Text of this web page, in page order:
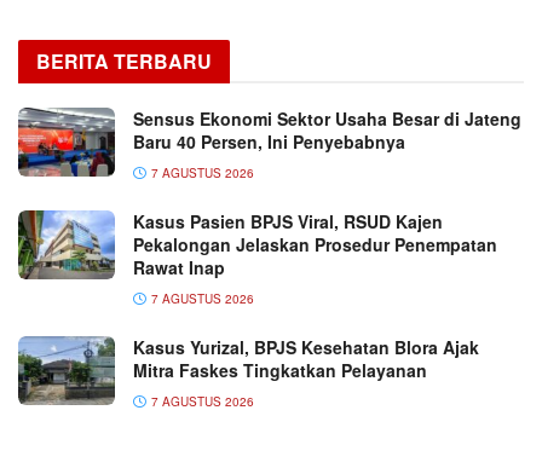
BERITA TERBARU
Sensus Ekonomi Sektor Usaha Besar di Jateng
Baru 40 Persen, Ini Penyebabnya
7 AGUSTUS 2026
Kasus Pasien BPJS Viral, RSUD Kajen
Pekalongan Jelaskan Prosedur Penempatan
Rawat Inap
7 AGUSTUS 2026
Kasus Yurizal, BPJS Kesehatan Blora Ajak
Mitra Faskes Tingkatkan Pelayanan
7 AGUSTUS 2026